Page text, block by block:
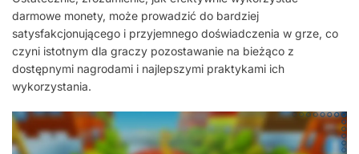
darmowe monety, może prowadzić do bardziej
satysfakcjonującego i przyjemnego doświadczenia w grze, co
czyni istotnym dla graczy pozostawanie na bieżąco z
dostępnymi nagrodami i najlepszymi praktykami ich
wykorzystania.